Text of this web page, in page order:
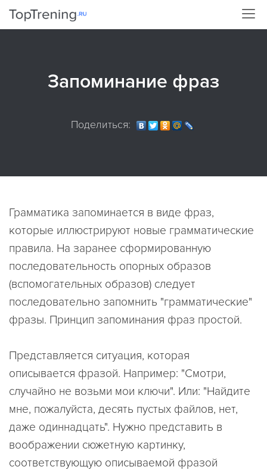
Запоминание фраз
Поделиться:
Грамматика запоминается в виде фраз,
которые иллюстрируют новые грамматические
правила. На заранее сформированную
последовательность опорных образов
(вспомогательных образов) следует
последовательно запомнить "грамматические"
фразы. Принцип запоминания фраз простой.
Представляется ситуация, которая
описывается фразой. Например: "Смотри,
случайно не возьми мои ключи". Или: "Найдите
мне, пожалуйста, десять пустых файлов, нет,
даже одиннадцать". Нужно представить в
воображении сюжетную картинку,
соответствующую описываемой фразой